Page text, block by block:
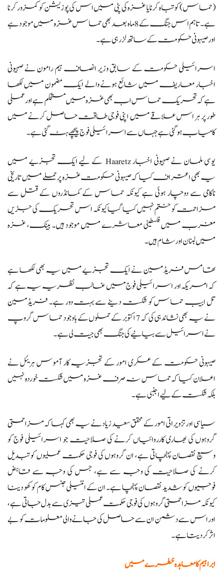
(حماس) کو تباہ کرنا یا غزہ کی پٹی میں اس کی پوزیشن کو کمزور کرنا
ہے۔ تاہم اس جنگ کے 8 ماہ بعد بھی حماس غزہ میں موجود ہے
اور صیہونی حکومت کے ساتھ لڑ رہی ہے۔
اسرائیلی حکومت کے سابق وزیر انصاف ہیم رامون نے صہیونی
اخبار معاریف میں شائع ہونے والے ایک مضمون میں لکھا
ہے کہ تحریک حماس اب بھی غزہ میں مستحکم ہے اور عملی
طور پر ہر اس علاقے میں اپنی فوجی طاقت حاصل کرنے میں
کامیاب ہو گئی ہے جہاں سے اسرائیلی فوج پیچھے ہٹ گئی ہے۔
یوسی ملمان نے صہیونی اخبار Haaretz کے لیے ایک تجزیے میں
یہ بھی اعتراف کیا کہ صیہونی حکومت غزہ پر حملے میں تاریخی
ناکامی سے دوچار ہوئی ہے کیونکہ حماس کے کمانڈروں کے قتل سے
مزاحمت کو ختم نہیں کیا گیا کیونکہ اس تحریک کی جڑیں
مغرب میں فلسطینی معاشرے میں موجود ہیں۔ بینک، غزہ
میں لبنان اور شام ہیں۔
تھامس فریڈمین نے ایک تجزیے میں یہ بھی لکھا ہے
کہ امریکہ اور اسرائیلی فوج میں غالب نظریہ یہ ہے کہ
تل ابیب حماس کو شکست دینے سے بہت دور ہے۔ فریڈمین
نے یہ بھی نشاندہی کی کہ 7 اکتوبر کے حملوں کے باوجود حماس گروپ
نے اسرائیل سے بیانیے کی جنگ بھی جیت لی ہے۔
صیہونی حکومت کے عسکری امور کے تجزیہ کار آموس ہریئل نے
اعلان کیا کہ حماس نہ صرف غزہ میں شکست خوردہ نہیں
بلکہ شکست کے لیے اجنبی ہے۔
سیاسی اور تزویراتی امور کے محقق سعید زیاد نے یہ بھی کہا کہ مزاحمتی
گروہوں کی بھاری کارروائیاں کرنے کی صلاحیت جو اسرائیلی فوج کو
وسیع نقصان پہنچاتی ہے، ان گروہوں کی فوجی حکمت عملیوں کو تبدیل
کرنے کی صلاحیت کی وجہ سے ہے، جس کی وجہ سے قابض
فوجیوں کو شدید نقصان پہنچا ہے۔ ان کے انٹیلی جنس کام کو کھو دینا
کیونکہ مزاحمتی گروہوں کی فوجی حکمت عملی تیزی سے بدل جاتی ہے،
اور اس سے دشمن ان سے حاصل کی جانے والی معلومات کو بے
اثر کر دیتا ہے۔
ابراہیم کا معاہدہ خطرے میں